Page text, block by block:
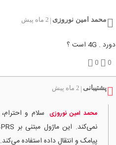
محمد امین نوروزی | 2 ماه پیش
دورد . 4G است ؟
0
0
پشتیبانی | 2 ماه پیش
محمد امین نوروزی
پیامک و انتقال داده استفاده می‌کند.